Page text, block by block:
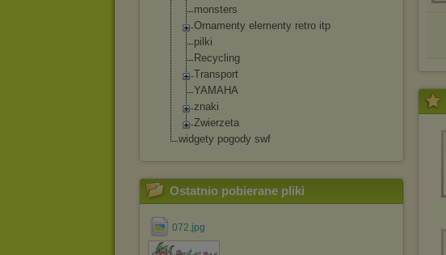
monsters
Ornamenty elementy retro itp
pilki
Recycling
Transport
YAMAHA
znaki
Zwierzeta
widgety pogody swf
Ostatnio pobierane pliki
072.jpg